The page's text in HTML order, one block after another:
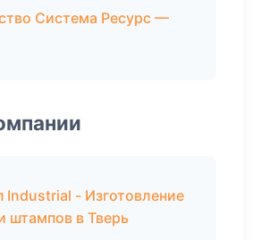
Система Ресурс —
Industrial - Изготовление
штампов в Тверь